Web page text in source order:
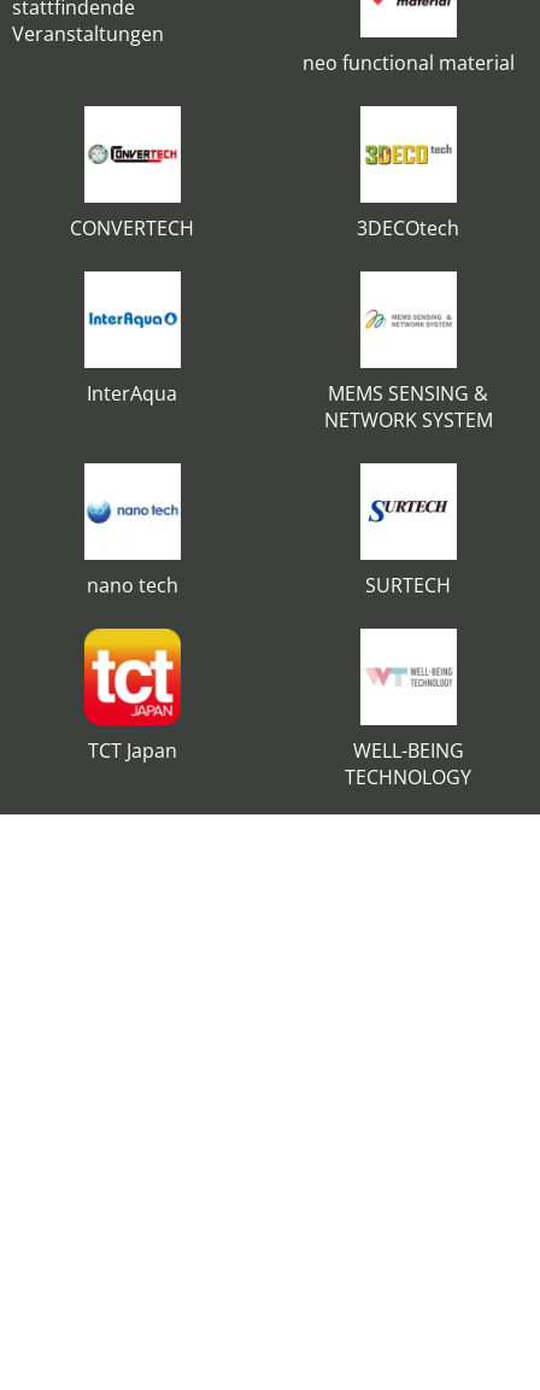
stattfindende
Veranstaltungen
neo functional material
CONVERTECH 3DECOtech
InterAqua
MEMS SENSING &
NETWORK SYSTEM
nano tech SURTECH
TCT Japan
WELL-BEING
TECHNOLOGY